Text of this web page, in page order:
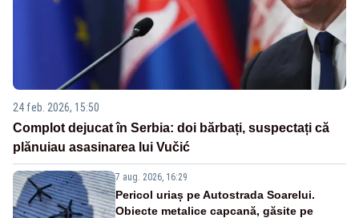
24 feb. 2026, 15:50
Complot dejucat în Serbia: doi bărbați, suspectați că
plănuiau asasinarea lui Vučić
7 aug. 2026, 16:29
Pericol uriaș pe Autostrada Soarelui.
Obiecte metalice capcană, găsite pe